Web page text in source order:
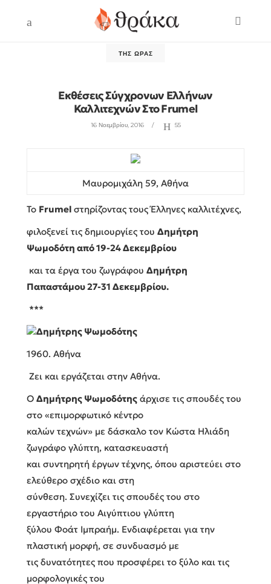
ΤΗΣ ΏΡΑΣ
Εκθέσεις Σύγχρονων Ελλήνων
Καλλιτεχνών Στο Frumel
16 Νοεμβρίου, 2016 55
Μαυρομιχάλη 59, Αθήνα
To Frumel στηρίζοντας τους Έλληνες καλλιτέχνες,
φιλοξενεί τις δημιουργίες του Δημήτρη
Ψωμοδότη από 19-24 Δεκεμβρίου
και τα έργα του ζωγράφου Δημήτρη
Παπαστάμου 27-31 Δεκεμβρίου.
***
Δημήτρης Ψωμοδότης
1960. Αθήνα
Ζει και εργάζεται στην Αθήνα.
Ο Δημήτρης Ψωμοδότης άρχισε τις σπουδές του
στο «επιμορφωτικό κέντρο
καλών τεχνών» με δάσκαλο τον Κώστα Ηλιάδη
ζωγράφο γλύπτη, κατασκευαστή
και συντηρητή έργων τέχνης, όπου αριστεύει στο
ελεύθερο σχέδιο και στη
σύνθεση. Συνεχίζει τις σπουδές του στο
εργαστήριο του Αιγύπτιου γλύπτη
ξύλου Φοάτ Ιμπραήμ. Ενδιαφέρεται για την
πλαστική μορφή, σε συνδυασμό με
τις δυνατότητες που προσφέρει το ξύλο και τις
μορφολογικές του